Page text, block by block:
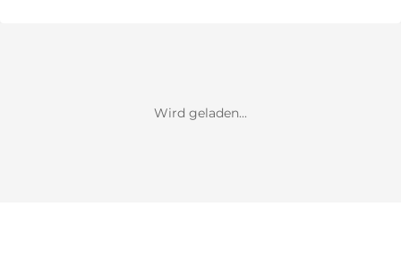
Wird geladen...